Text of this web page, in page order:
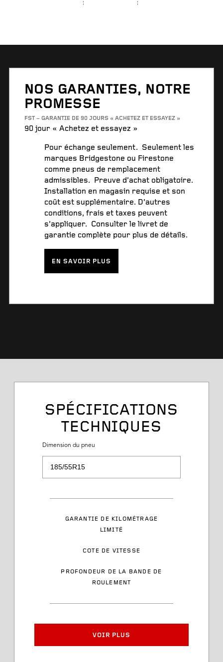
NOS GARANTIES, NOTRE
PROMESSE
FST – GARANTIE DE 90 JOURS « ACHETEZ ET ESSAYEZ »
90 jour « Achetez et essayez »
Pour échange seulement. Seulement les
marques Bridgestone ou Firestone
comme pneus de remplacement
admissibles. Preuve d’achat obligatoire.
Installation en magasin requise et son
coût est supplémentaire. D’autres
conditions, frais et taxes peuvent
s’appliquer. Consulter le livret de
garantie complète pour plus de détails.
EN SAVOIR PLUS
SPÉCIFICATIONS
TECHNIQUES
Dimension du pneu
GARANTIE DE KILOMÉTRAGE
LIMITÉ
COTE DE VITESSE
PROFONDEUR DE LA BANDE DE
ROULEMENT
Dimension du pneu
VOIR PLUS